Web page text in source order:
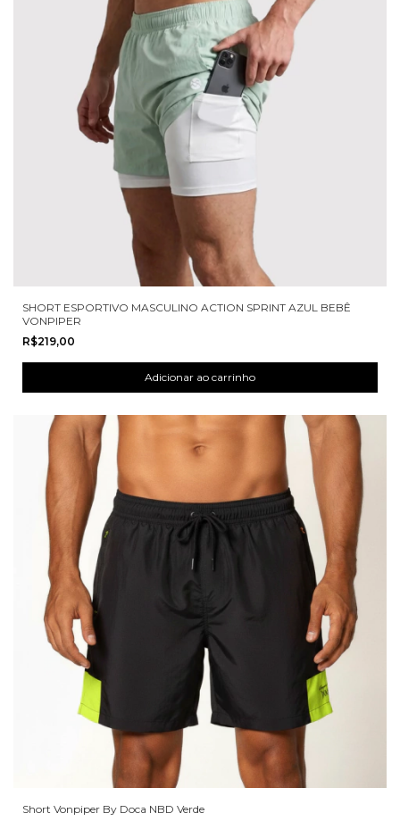
SHORT ESPORTIVO MASCULINO ACTION SPRINT AZUL BEBÊ
VONPIPER
R$219,00
Short Vonpiper By Doca NBD Verde